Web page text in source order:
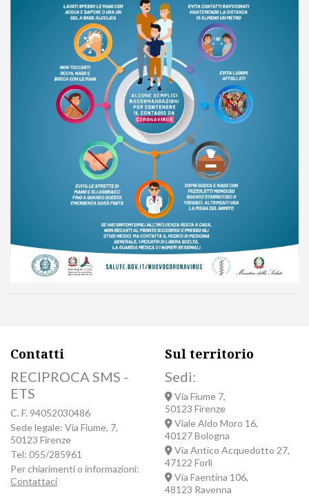
Contatti
RECIPROCA SMS -
ETS
C. F. 94052030486
Sede legale: Via Fiume, 7,
50123 Firenze
Tel: 055/285961
Per chiarimenti o informazioni:
Contattaci
Sul territorio
Sedi:
Via Fiume 7,
50123 Firenze
Viale Aldo Moro 16,
40127 Bologna
Via Antico Acquedotto 27,
47122 Forlì
Via Faentina 106,
48123 Ravenna